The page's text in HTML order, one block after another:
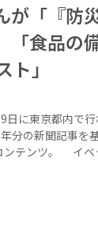
が「『防
「食品の
」
に東京都内で行
分の新聞記事を
ンテンツ。 イ